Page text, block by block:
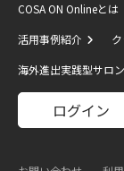
COSA ON Onlineとは
活用事例紹介
海外進出実践型サロン
ログイン